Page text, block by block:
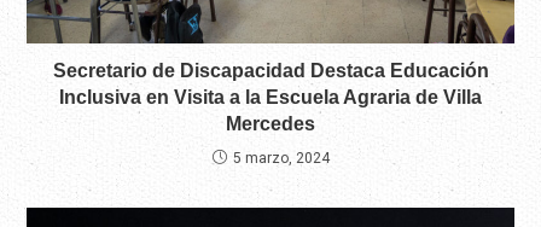
Secretario de Discapacidad Destaca Educación
Inclusiva en Visita a la Escuela Agraria de Villa
Mercedes
5 marzo, 2024